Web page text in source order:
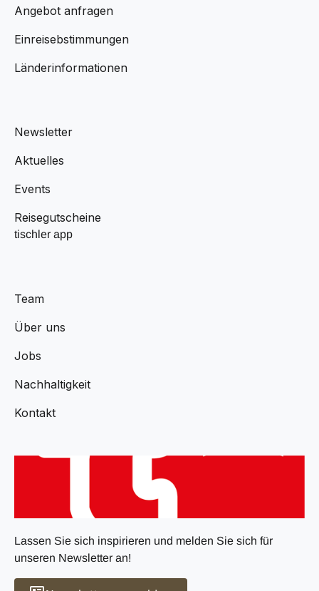
Angebot anfragen
Einreisebstimmungen
Länderinformationen
Newsletter
Aktuelles
Events
Reisegutscheine
tischler app
Team
Über uns
Jobs
Nachhaltigkeit
Kontakt
Lassen Sie sich inspirieren und melden Sie sich für
unseren Newsletter an!